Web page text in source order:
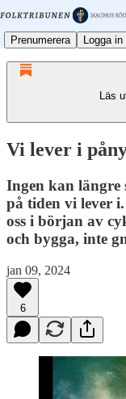
Prenumerera Logga in
Läs
Vi lever i
Ingen kan
på tiden vi lever
oss i början av
och bygga, inte
jan 09, 2024
6